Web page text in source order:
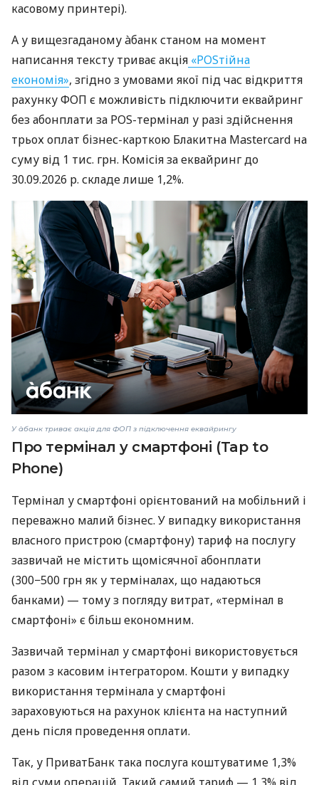
касовому принтері).
А у вищезгаданому àбанк станом на момент
написання тексту триває акція «POSтійна
економія», згідно з умовами якої під час відкриття
рахунку ФОП є можливість підключити еквайринг
без абонплати за POS-термінал у разі здійснення
трьох оплат бізнес-карткою Блакитна Mastercard на
суму від 1 тис. грн. Комісія за еквайринг до
30.09.2026 р. складе лише 1,2%.
У àбанк триває акція для ФОП з підключення еквайрингу
Про термінал у смартфоні (Tap to
Phone)
Термінал у смартфоні орієнтований на мобільний і
переважно малий бізнес. У випадку використання
власного пристрою (смартфону) тариф на послугу
зазвичай не містить щомісячної абонплати
(300−500 грн як у терміналах, що надаються
банками) — тому з погляду витрат, «термінал в
смартфоні» є більш економним.
Зазвичай термінал у смартфоні використовується
разом з касовим інтегратором. Кошти у випадку
використання термінала у смартфоні
зараховуються на рахунок клієнта на наступний
день після проведення оплати.
Так, у ПриватБанк така послуга коштуватиме 1,3%